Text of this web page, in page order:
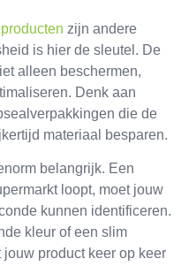
zijn andere
is hier de sleutel. De
alleen beschermen,
Denk aan
die de
materiaal besparen.
belangrijk. Een
loopt, moet jouw
kunnen identificeren.
kleur of een slim
product keer op keer